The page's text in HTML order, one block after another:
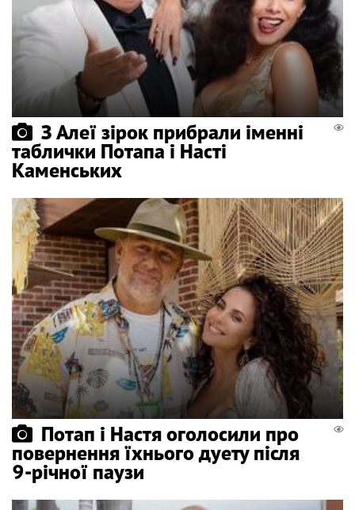
З Алеї зірок прибрали іменні
таблички Потапа і Насті
Каменських
Потап і Настя оголосили про
повернення їхнього дуету після
9-річної паузи